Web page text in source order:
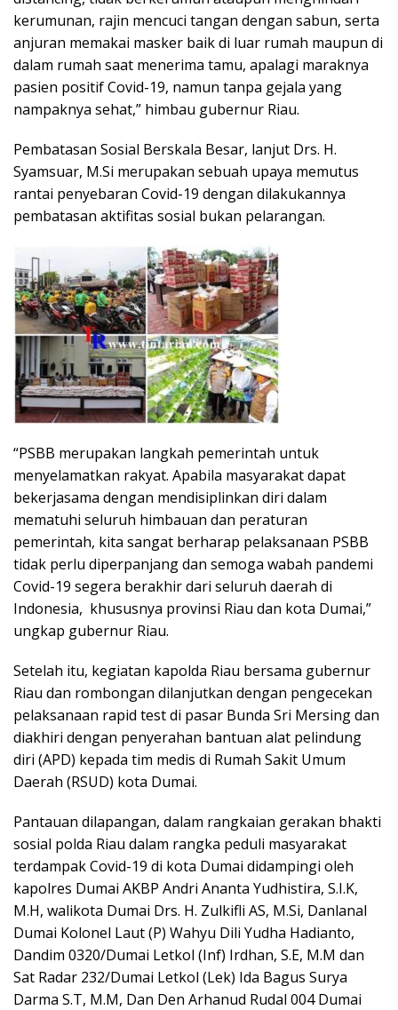
kerumunan, rajin mencuci tangan dengan sabun, serta
anjuran memakai masker baik di luar rumah maupun di
dalam rumah saat menerima tamu, apalagi maraknya
pasien positif Covid-19, namun tanpa gejala yang
nampaknya sehat,” himbau gubernur Riau.
Pembatasan Sosial Berskala Besar, lanjut Drs. H.
Syamsuar, M.Si merupakan sebuah upaya memutus
rantai penyebaran Covid-19 dengan dilakukannya
pembatasan aktifitas sosial bukan pelarangan.
“PSBB merupakan langkah pemerintah untuk
menyelamatkan rakyat. Apabila masyarakat dapat
bekerjasama dengan mendisiplinkan diri dalam
mematuhi seluruh himbauan dan peraturan
pemerintah, kita sangat berharap pelaksanaan PSBB
tidak perlu diperpanjang dan semoga wabah pandemi
Covid-19 segera berakhir dari seluruh daerah di
Indonesia, khususnya provinsi Riau dan kota Dumai,”
ungkap gubernur Riau.
Setelah itu, kegiatan kapolda Riau bersama gubernur
Riau dan rombongan dilanjutkan dengan pengecekan
pelaksanaan rapid test di pasar Bunda Sri Mersing dan
diakhiri dengan penyerahan bantuan alat pelindung
diri (APD) kepada tim medis di Rumah Sakit Umum
Daerah (RSUD) kota Dumai.
Pantauan dilapangan, dalam rangkaian gerakan bhakti
sosial polda Riau dalam rangka peduli masyarakat
terdampak Covid-19 di kota Dumai didampingi oleh
kapolres Dumai AKBP Andri Ananta Yudhistira, S.I.K,
M.H, walikota Dumai Drs. H. Zulkifli AS, M.Si, Danlanal
Dumai Kolonel Laut (P) Wahyu Dili Yudha Hadianto,
Dandim 0320/Dumai Letkol (Inf) Irdhan, S.E, M.M dan
Sat Radar 232/Dumai Letkol (Lek) Ida Bagus Surya
Darma S.T, M.M, Dan Den Arhanud Rudal 004 Dumai